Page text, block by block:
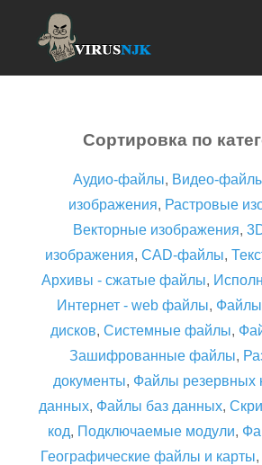
Сортировка по
Аудио-файлы, Видео-
изображения, Растровые
Векторные изображения,
изображения, CAD-файлы,
Архивы - сжатые файлы,
Интернет - web файлы, Файлы
дисков, Системные файлы,
Зашифрованные файлы,
документы, Файлы резервных
данных, Файлы баз данных,
код, Подключаемые модули,
Географические файлы и карты,